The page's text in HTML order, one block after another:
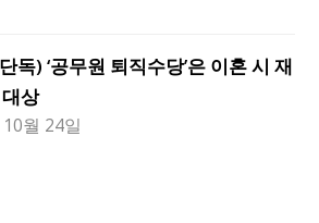
독) ‘공무원 퇴직수당’은 이혼 시 재
상
월 24일